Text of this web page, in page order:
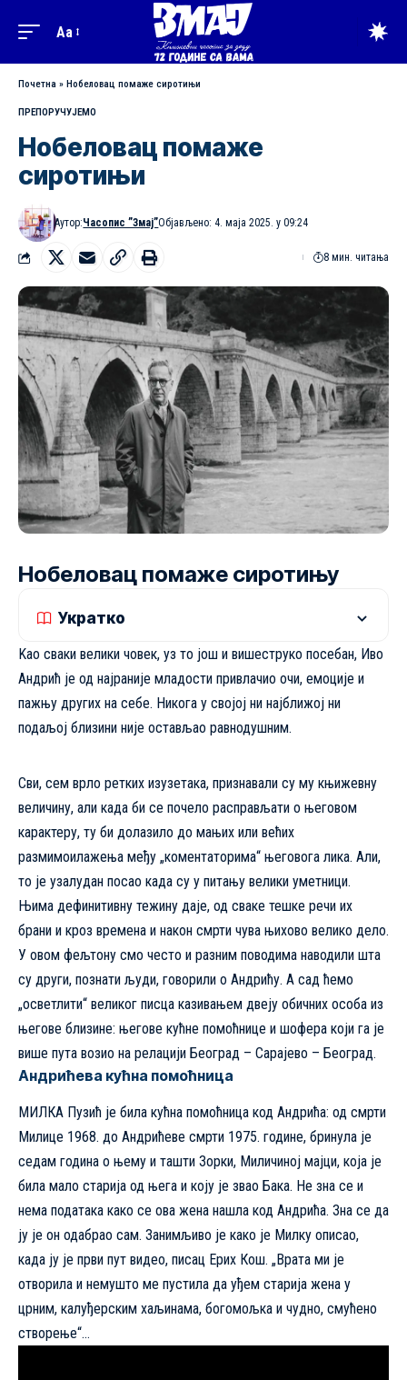
Aa
Почетна » Нобеловац помаже сиротињи
ПРЕПОРУЧУЈЕМО
Нобеловац помаже
сиротињи
Аутор:Часопис ”Змај”Објављено: 4. маја 2025. у 09:24
8 мин. читања
Нобеловац помаже сиротињу
Укратко
Kао сваки велики човек, уз то још и вишеструко посебан, Иво
Андрић је од најраније младости привлачио очи, емоције и
пажњу других на себе. Никога у својој ни најближој ни
подаљој близини није остављао равнодушним.
Сви, сем врло ретких изузетака, признавали су му књижевну
величину, али када би се почело расправљати о његовом
карактеру, ту би долазило до мањих или већих
размимоилажења међу „коментаторима“ његовога лика. Али,
то је узалудан посао када су у питању велики уметници.
Њима дефинитивну тежину даје, од сваке тешке речи их
брани и кроз времена и након смрти чува њихово велико дело.
У овом фељтону смо често и разним поводима наводили шта
су други, познати људи, говорили о Андрићу. А сад ћемо
„осветлити“ великог писца казивањем двеју обичних особа из
његове близине: његове кућне помоћнице и шофера који га је
више пута возио на релацији Београд – Сарајево – Београд.
Андрићева кућна помоћница
МИЛКА Пузић је била кућна помоћница код Андрића: од смрти
Милице 1968. до Андрићеве смрти 1975. године, бринула је
седам година о њему и ташти Зорки, Миличиној мајци, која је
била мало старија од њега и коју је звао Бака. Не зна се и
нема података како се ова жена нашла код Андрића. Зна се да
ју је он одабрао сам. Занимљиво је како је Милку описао,
када ју је први пут видео, писац Ерих Кош. „Врата ми је
отворила и немушто ме пустила да уђем старија жена у
црним, калуђерским хаљинама, богомољка и чудно, смућено
створење“…